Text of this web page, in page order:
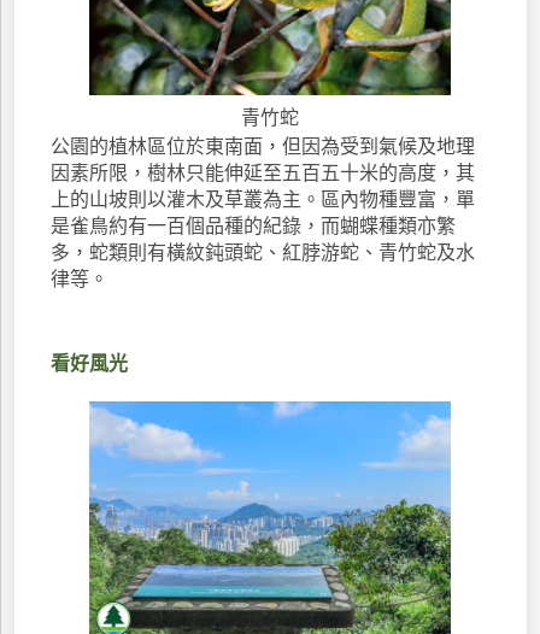
青竹蛇
公園的植林區位於東南面，但因為受到氣候及地理
因素所限，樹林只能伸延至五百五十米的高度，其
上的山坡則以灌木及草叢為主。區內物種豐富，單
是雀鳥約有一百個品種的紀錄，而蝴蝶種類亦繁
多，蛇類則有橫紋鈍頭蛇、紅脖游蛇、青竹蛇及水
律等。
看好風光